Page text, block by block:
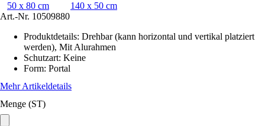
50 x 80 cm
140 x 50 cm
Art.-Nr. 10509880
Produktdetails: Drehbar (kann horizontal und vertikal platziert
werden), Mit Alurahmen
Schutzart: Keine
Form: Portal
Mehr Artikeldetails
Menge (ST)